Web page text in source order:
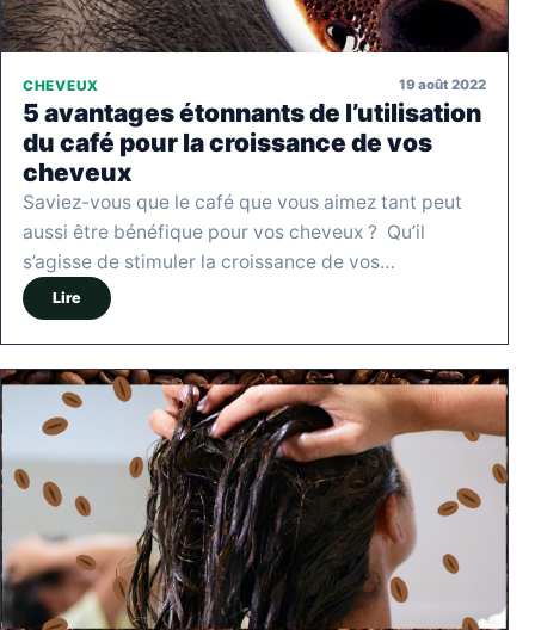
CHEVEUX 19 août 2022
5 avantages étonnants de l’utilisation
du café pour la croissance de vos
cheveux
Saviez-vous que le café que vous aimez tant peut
aussi être bénéfique pour vos cheveux ? Qu’il
s’agisse de stimuler la croissance de vos…
Lire